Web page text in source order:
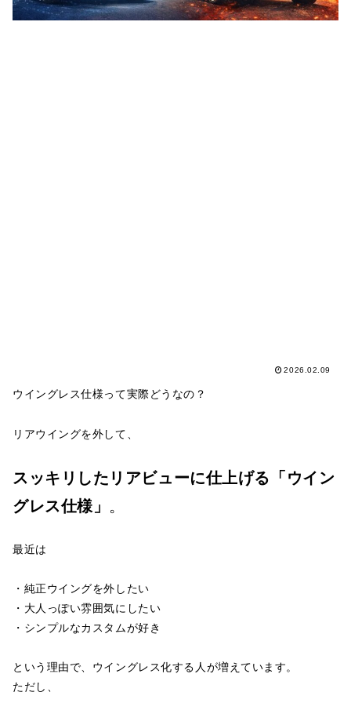
2026.02.09
ウイングレス仕様って実際どうなの？
リアウイングを外して、
スッキリしたリアビューに仕上げる「ウイン
グレス仕様」 。
最近は
・純正ウイングを外したい
・大人っぽい雰囲気にしたい
・シンプルなカスタムが好き
という理由で、ウイングレス化する人が増えています。
ただし、